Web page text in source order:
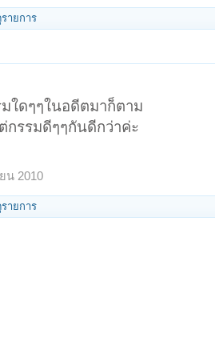
รายการ
ใดๆๆในอดีตมาก็ตาม
กรรมดีๆๆกันดีกว่าค่ะ
น 2010
รายการ